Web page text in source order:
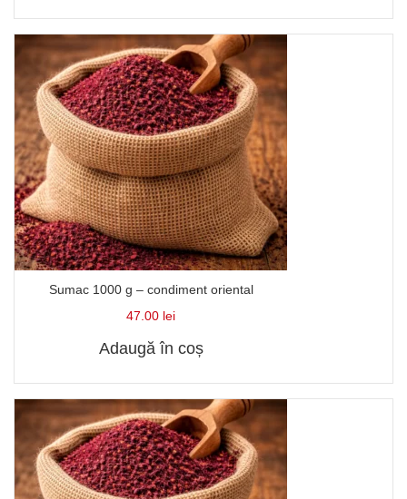
Sumac 1000 g – condiment oriental
47.00 lei
Adaugă în coș